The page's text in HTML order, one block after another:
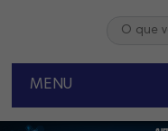
MENU